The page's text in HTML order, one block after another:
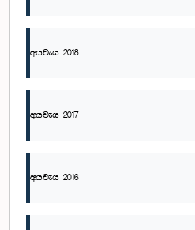
අයවැය 2018
අයවැය 2017
අයවැය 2016